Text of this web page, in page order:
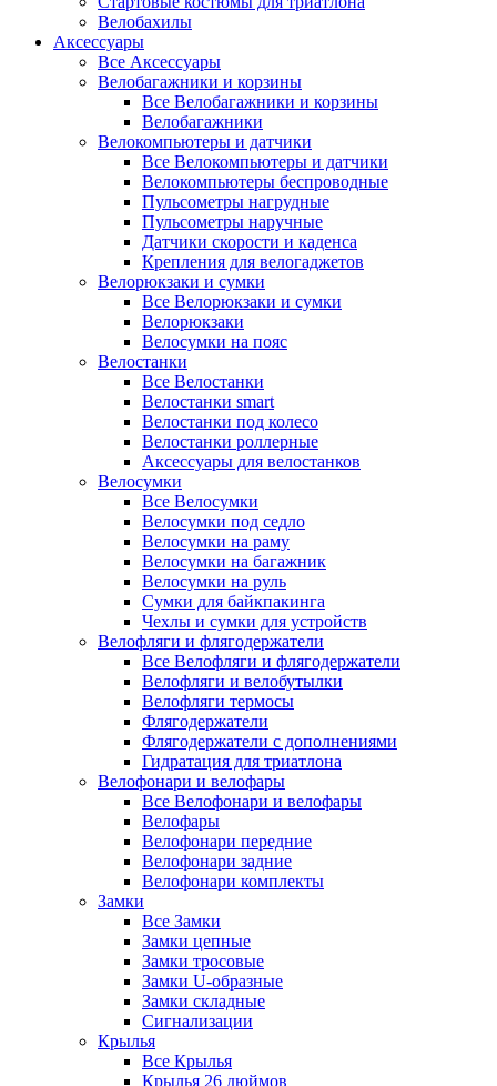
Велобахилы
Аксессуары
Все Аксессуары
Велобагажники и корзины
Все Велобагажники и корзины
Велобагажники
Велокомпьютеры и датчики
Все Велокомпьютеры и датчики
Велокомпьютеры беспроводные
Пульсометры нагрудные
Пульсометры наручные
Датчики скорости и каденса
Крепления для велогаджетов
Велорюкзаки и сумки
Все Велорюкзаки и сумки
Велорюкзаки
Велосумки на пояс
Велостанки
Все Велостанки
Велостанки smart
Велостанки под колесо
Велостанки роллерные
Аксессуары для велостанков
Велосумки
Все Велосумки
Велосумки под седло
Велосумки на раму
Велосумки на багажник
Велосумки на руль
Сумки для байкпакинга
Чехлы и сумки для устройств
Велофляги и флягодержатели
Все Велофляги и флягодержатели
Велофляги и велобутылки
Велофляги термосы
Флягодержатели
Флягодержатели с дополнениями
Гидратация для триатлона
Велофонари и велофары
Все Велофонари и велофары
Велофары
Велофонари передние
Велофонари задние
Велофонари комплекты
Замки
Все Замки
Замки цепные
Замки тросовые
Замки U-образные
Замки складные
Сигнализации
Крылья
Все Крылья
Крылья 26 дюймов